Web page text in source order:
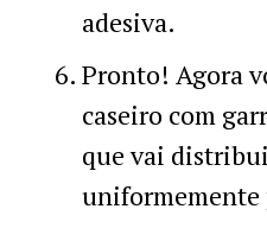
adesiva.
Pronto! Agora
caseiro com
que vai
uniformemente